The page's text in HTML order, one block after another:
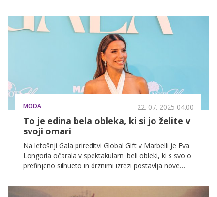
MODA 22. 07. 2025 04.00
To je edina bela obleka, ki si jo želite v
svoji omari
Na letošnji Gala prireditvi Global Gift v Marbelli je Eva
Longoria očarala v spektakularni beli obleki, ki s svojo
prefinjeno silhueto in drznimi izrezi postavlja nove